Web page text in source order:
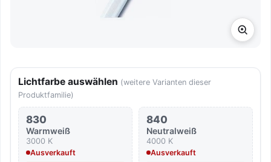
Lichtfarbe auswählen (weitere Varianten dieser
Produktfamilie)
830
Warmweiß
3000 K
Ausverkauft
840
Neutralweiß
4000 K
Ausverkauft